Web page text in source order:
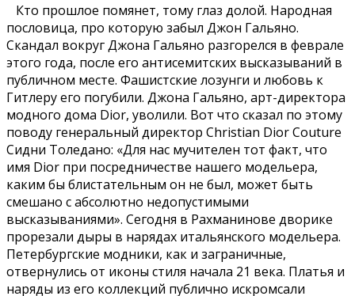
Кто прошлое помянет, тому глаз долой. Народная
пословица, про которую забыл Джон Гальяно.
Скандал вокруг Джона Гальяно разгорелся в феврале
этого года, после его антисемитских высказываний в
публичном месте. Фашистские лозунги и любовь к
Гитлеру его погубили. Джона Гальяно, арт-директора
модного дома Dior, уволили. Вот что сказал по этому
поводу генеральный директор Christian Dior Couture
Сидни Толедано: «Для нас мучителен тот факт, что
имя Dior при посредничестве нашего модельера,
каким бы блистательным он не был, может быть
смешано с абсолютно недопустимыми
высказываниями». Сегодня в Рахманинове дворике
прорезали дыры в нарядах итальянского модельера.
Петербургские модники, как и заграничные,
отвернулись от иконы стиля начала 21 века. Платья и
наряды из его коллекций публично искромсали